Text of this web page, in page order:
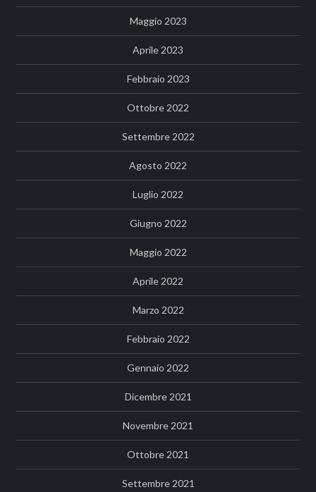
Maggio 2023
Aprile 2023
Febbraio 2023
Ottobre 2022
Settembre 2022
Agosto 2022
Luglio 2022
Giugno 2022
Maggio 2022
Aprile 2022
Marzo 2022
Febbraio 2022
Gennaio 2022
Dicembre 2021
Novembre 2021
Ottobre 2021
Settembre 2021